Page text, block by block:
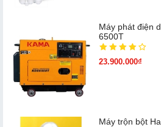
Máy phát điện
6500T
23.900.000₫
Máy trộn bột